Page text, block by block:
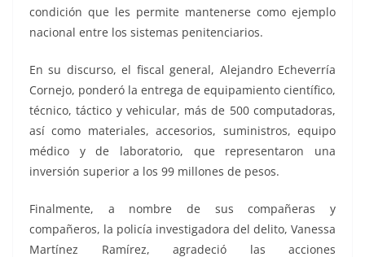
condición que les permite mantenerse como ejemplo
nacional entre los sistemas penitenciarios.
En su discurso, el fiscal general, Alejandro Echeverría
Cornejo, ponderó la entrega de equipamiento científico,
técnico, táctico y vehicular, más de 500 computadoras,
así como materiales, accesorios, suministros, equipo
médico y de laboratorio, que representaron una
inversión superior a los 99 millones de pesos.
Finalmente, a nombre de sus compañeras y
compañeros, la policía investigadora del delito, Vanessa
Martínez Ramírez, agradeció las acciones